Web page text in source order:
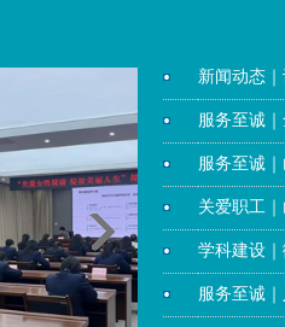
新闻动态
服务至诚
服务至诚
关爱职工
学科建设
服务至诚